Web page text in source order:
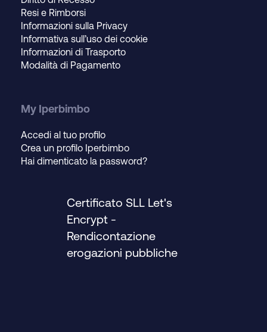
Resi e Rimborsi
Informazioni sulla Privacy
Informativa sull’uso dei cookie
Informazioni di Trasporto
Modalità di Pagamento
My Iperbimbo
Accedi al tuo profilo
Crea un profilo Iperbimbo
Hai dimenticato la password?
Certificato SLL Let's
Encrypt -
Rendicontazione
erogazioni pubbliche